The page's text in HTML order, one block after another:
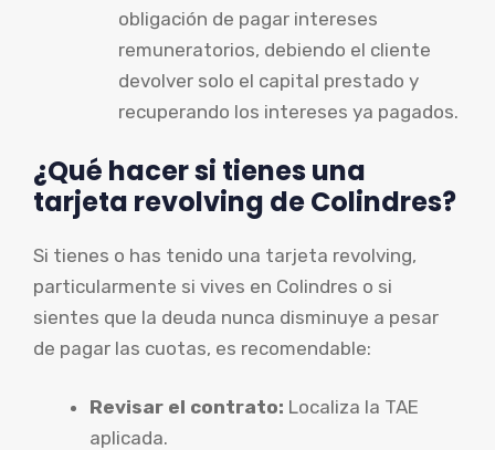
obligación de pagar intereses
remuneratorios, debiendo el cliente
devolver solo el capital prestado y
recuperando los intereses ya pagados.
¿Qué hacer si tienes una
tarjeta revolving de Colindres?
Si tienes o has tenido una tarjeta revolving,
particularmente si vives en Colindres o si
sientes que la deuda nunca disminuye a pesar
de pagar las cuotas, es recomendable:
Revisar el contrato: Localiza la TAE
aplicada.